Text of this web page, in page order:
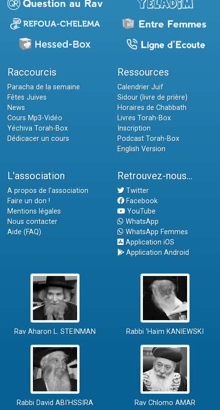
Raccourcis
Paracha de la semaine
Fêtes Juives
News
Cours Mp3-Vidéo
Yéchiva Torah-Box
Dédicacer un cours
Ressources
Calendrier Juif
Sidour (livre de prière)
Horaires de Chabbath
Livres Torah-Box
Inscription
Podcast Torah-Box
English Version
L'association
A propos de l'association
Faire un don !
Mentions légales
Nous contacter
Aide (FAQ)
Retrouvez-nous...
Twitter
Facebook
YouTube
WhatsApp
WhatsApp Femmes
Application iOS
Application Android
Rav Aharon L. STEINMAN Rabbi 'Haïm KANIEWSKI
Rabbi David ABI'HSSIRA Rav Chlomo AMAR